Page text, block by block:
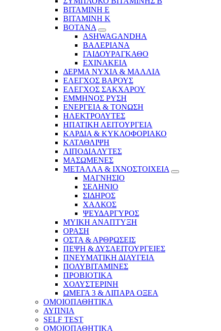
ΒΙΤΑΜΙΝΗ Ε
ΒΙΤΑΜΙΝΗ Κ
ΒΟΤΑΝΑ
ASHWAGANDHA
ΒΑΛΕΡΙΑΝΑ
ΓΑΙΔΟΥΡΑΓΚΑΘΟ
ΕΧΙΝΑΚΕΙΑ
ΔΕΡΜΑ ΝΥΧΙΑ & ΜΑΛΛΙΑ
ΕΛΕΓΧΟΣ ΒΑΡΟΥΣ
ΕΛΕΓΧΟΣ ΣΑΚΧΑΡΟΥ
ΕΜΜΗΝΟΣ ΡΥΣΗ
ΕΝΕΡΓΕΙΑ & ΤΟΝΩΣΗ
ΗΛΕΚΤΡΟΛΥΤΕΣ
ΗΠΑΤΙΚΗ ΛΕΙΤΟΥΡΓΕΙΑ
ΚΑΡΔΙΑ & ΚΥΚΛΟΦΟΡΙΑΚΟ
ΚΑΤΑΘΛΙΨΗ
ΛΙΠΟΔΙΑΛΥΤΕΣ
ΜΑΣΩΜΕΝΕΣ
ΜΕΤΑΛΛΑ & ΙΧΝΟΣΤΟΙΧΕΙΑ
ΜΑΓΝΗΣΙΟ
ΣΕΛΗΝΙΟ
ΣΙΔΗΡΟΣ
ΧΑΛΚΟΣ
ΨΕΥΔΑΡΓΥΡΟΣ
ΜΥΙΚΗ ΑΝΑΠΤΥΞΗ
ΟΡΑΣΗ
ΟΣΤΑ & ΑΡΘΡΩΣΕΙΣ
ΠΕΨΗ & ΔΥΣΛΕΙΤΟΥΡΓΕΙΕΣ
ΠΝΕΥΜΑΤΙΚΗ ΔΙΑΥΓΕΙΑ
ΠΟΛΥΒΙΤΑΜΙΝΕΣ
ΠΡΟΒΙΟΤΙΚΑ
ΧΟΛΥΣΤΕΡΙΝΗ
ΩΜΕΓΑ 3 & ΛΙΠΑΡΑ ΟΞΕΑ
ΟΜΟΙΟΠΑΘΗΤΙΚΑ
ΑΥΠΝΙΑ
SELF TEST
ΟΜΟΙΟΠΑΘΗΤΙΚΑ